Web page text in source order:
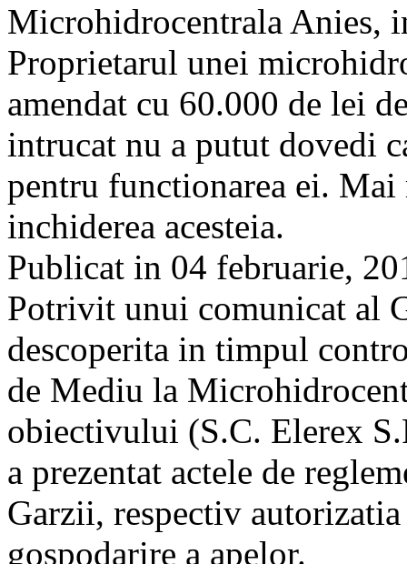
Microhidrocentrala Anies,
Proprietarul unei
amendat cu 60.000 de lei
intrucat nu a putut dovedi
pentru functionarea ei.
inchiderea acesteia.
Publicat in 04 februarie,
Potrivit unui comunicat al
descoperita in timpul
de Mediu la
obiectivului (S.C. Elerex
a prezentat actele de
Garzii, respectiv
gospodarire a apelor.